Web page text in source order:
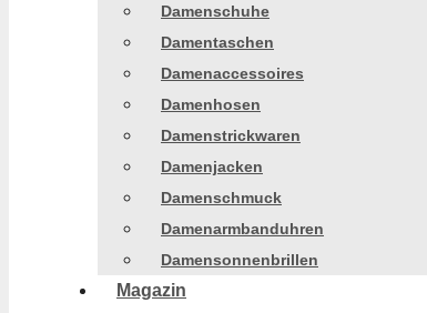
Damenschuhe
Damentaschen
Damenaccessoires
Damenhosen
Damenstrickwaren
Damenjacken
Damenschmuck
Damenarmbanduhren
Damensonnenbrillen
Magazin